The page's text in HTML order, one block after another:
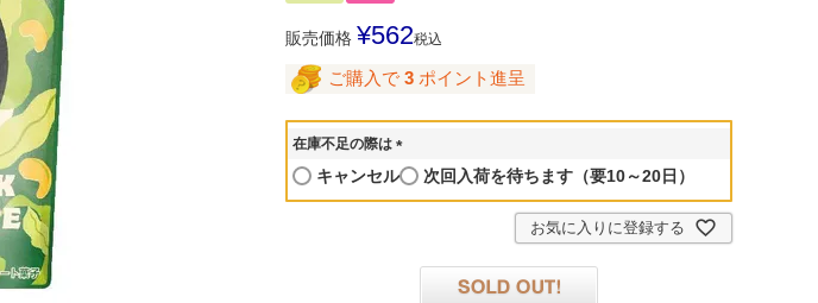
販売価格 ¥562税込
ご購入で 3 ポイント進呈
在庫不足の際は
(
キャンセル 次回入荷を待ちます（要10～20日）
お気に入りに登録する